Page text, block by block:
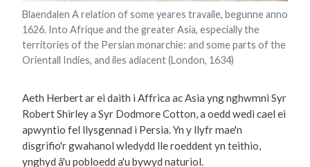
Blaendalen A relation of some yeares travaile, begunne anno
1626. Into Afrique and the greater Asia, especially the
territories of the Persian monarchie: and some parts of the
Orientall Indies, and iles adiacent (London, 1634)
Aeth Herbert ar ei daith i Affrica ac Asia yng nghwmni Syr
Robert Shirley a Syr Dodmore Cotton, a oedd wedi cael ei
apwyntio fel llysgennad i Persia. Yn y llyfr mae'n
disgrifio'r gwahanol wledydd lle roeddent yn teithio,
ynghyd â'u pobloedd a'u bywyd naturiol.